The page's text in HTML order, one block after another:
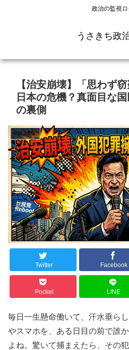
政治の監視
うさきち政
【治安崩壊】「思わず
日本の危機？真面目な
の裏側
外国人問題
Twitter Facebook
Pocket LINE
毎日一生懸命働いて、汗水垂ら
やスマホを、ある日目の前で誰
よね。驚いて捕まえたら、その